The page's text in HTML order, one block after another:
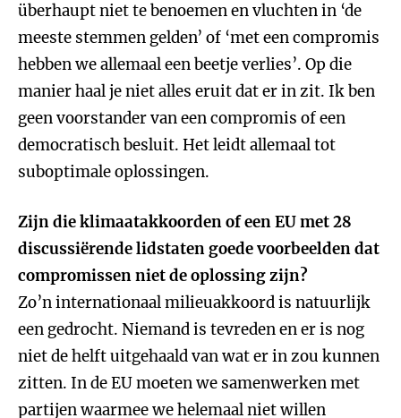
überhaupt niet te benoemen en vluchten in ‘de
meeste stemmen gelden’ of ‘met een compromis
hebben we allemaal een beetje verlies’. Op die
manier haal je niet alles eruit dat er in zit. Ik ben
geen voorstander van een compromis of een
democratisch besluit. Het leidt allemaal tot
suboptimale oplossingen.
Zijn die klimaatakkoorden of een EU met 28
discussiërende lidstaten goede voorbeelden dat
compromissen niet de oplossing zijn?
Zo’n internationaal milieuakkoord is natuurlijk
een gedrocht. Niemand is tevreden en er is nog
niet de helft uitgehaald van wat er in zou kunnen
zitten. In de EU moeten we samenwerken met
partijen waarmee we helemaal niet willen